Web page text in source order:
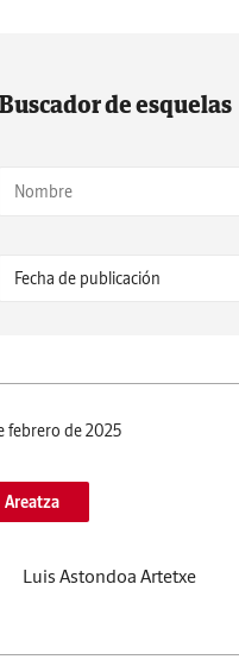
Buscador de esquelas
febrero de 2025
Areatza
Luis Astondoa Artetxe